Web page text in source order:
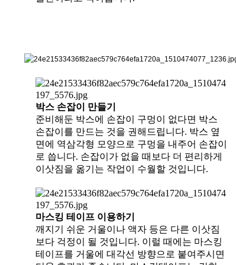
박스 손잡이 만들기
준비해둔 박스에 손잡이 구멍이 없다면 박스
손잡이를 만드는 것을 권해드립니다. 박스 옆
면에 역삼각형 모양으로 구멍을 내주어 손잡이
로 씁니다. 손잡이가 없을 때보다 더 편리하게
이삿짐을 옮기는 작업이 수월할 것입니다.
마스킹 테이프 이용하기
깨지기 쉬운 거울이나 액자 등은 다른 이삿짐
보다 걱정이 될 것입니다. 이럴 때에는 마스킹
테이프를 거울에 대각선 방향으로 붙여주시 면